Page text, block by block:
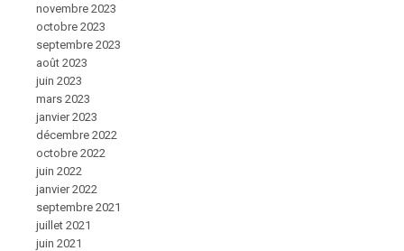
novembre 2023
octobre 2023
septembre 2023
août 2023
juin 2023
mars 2023
janvier 2023
décembre 2022
octobre 2022
juin 2022
janvier 2022
septembre 2021
juillet 2021
juin 2021